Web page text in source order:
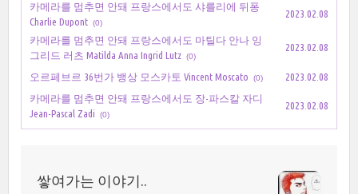
카메라를 멈추면 안돼 프랑스에서도 샤를리에 뒤퐁
Charlie Dupont (0)
2023.02.08
카메라를 멈추면 안돼 프랑스에서도 마틸다 안나 잉
그리드 러츠 Matilda Anna Ingrid Lutz (0)
2023.02.08
오르페브르 36번가 뱅상 모스카토 Vincent Moscato (0)
2023.02.08
카메라를 멈추면 안돼 프랑스에서도 장-파스칼 자디
Jean-Pascal Zadi
(0)
2023.02.08
쌓여가는 이야기..